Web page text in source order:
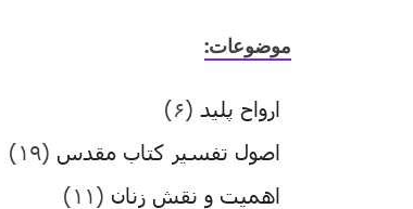
موضوعات:
ارواح پلید (۶)
اصول تفسیر کتاب مقدس (۱۹)
اهمیت و نقش زنان (۱۱)